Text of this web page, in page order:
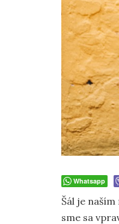
Whatsapp
Šál je
sme sa